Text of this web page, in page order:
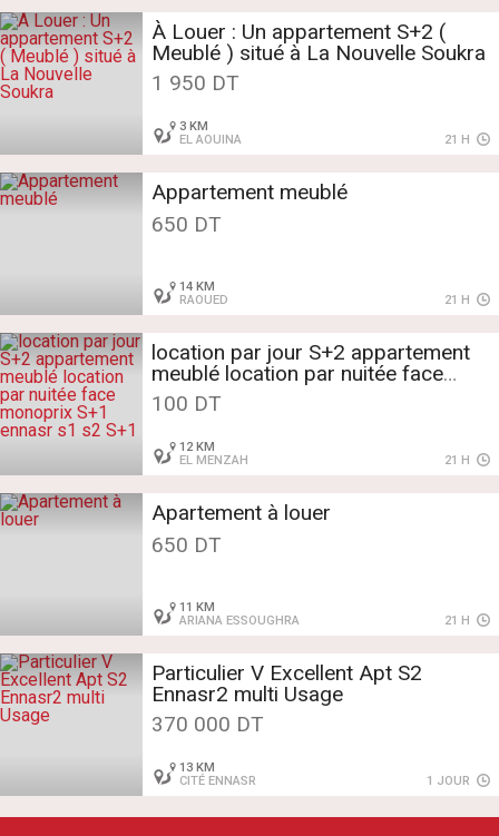
À Louer : Un appartement S+2 (
Meublé ) situé à La Nouvelle Soukra
1 950 DT
3 KM
EL AOUINA
21 H
Appartement meublé
650 DT
14 KM
RAOUED
21 H
location par jour S+2 appartement
meublé location par nuitée face
monoprix S+1 ennasr
s1 s2 S+1
100 DT
12 KM
EL MENZAH
21 H
Apartement à louer
650 DT
11 KM
ARIANA ESSOUGHRA
21 H
Particulier V Excellent Apt S2
Ennasr2 multi Usage
370 000 DT
13 KM
CITÉ ENNASR
1 JOUR